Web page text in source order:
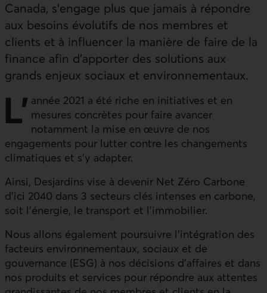
Canada, s’engage plus que jamais à répondre
aux besoins évolutifs de nos membres et
clients et à influencer la manière de faire de la
finance afin d’apporter des solutions aux
grands enjeux sociaux et environnementaux.
L’ année 2021 a été riche en initiatives et en
mesures concrètes pour faire avancer
notamment la mise en œuvre de nos
engagements pour lutter contre les changements
climatiques et s’y adapter.
Ainsi, Desjardins vise à devenir Net Zéro Carbone
d'ici 2040 dans 3 secteurs clés intenses en carbone,
soit l’énergie, le transport et l’immobilier.
Nous allons également poursuivre l’intégration des
facteurs environnementaux, sociaux et de
gouvernance (ESG) à nos décisions d’affaires et dans
nos produits et services pour répondre aux attentes